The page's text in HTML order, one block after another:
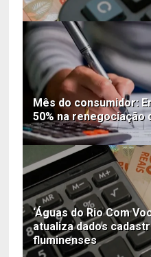
Mês do consumidor:
50% na renegociação
‘Águas do Rio Com
atualiza dados
fluminenses